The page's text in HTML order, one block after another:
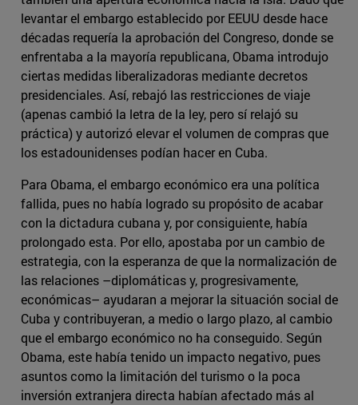
levantar el embargo establecido por EEUU desde hace
décadas requería la aprobación del Congreso, donde se
enfrentaba a la mayoría republicana, Obama introdujo
ciertas medidas liberalizadoras mediante decretos
presidenciales. Así, rebajó las restricciones de viaje
(apenas cambió la letra de la ley, pero sí relajó su
práctica) y autorizó elevar el volumen de compras que
los estadounidenses podían hacer en Cuba.
Para Obama, el embargo económico era una política
fallida, pues no había logrado su propósito de acabar
con la dictadura cubana y, por consiguiente, había
prolongado esta. Por ello, apostaba por un cambio de
estrategia, con la esperanza de que la normalización de
las relaciones –diplomáticas y, progresivamente,
económicas– ayudaran a mejorar la situación social de
Cuba y contribuyeran, a medio o largo plazo, al cambio
que el embargo económico no ha conseguido. Según
Obama, este había tenido un impacto negativo, pues
asuntos como la limitación del turismo o la poca
inversión extranjera directa habían afectado más al